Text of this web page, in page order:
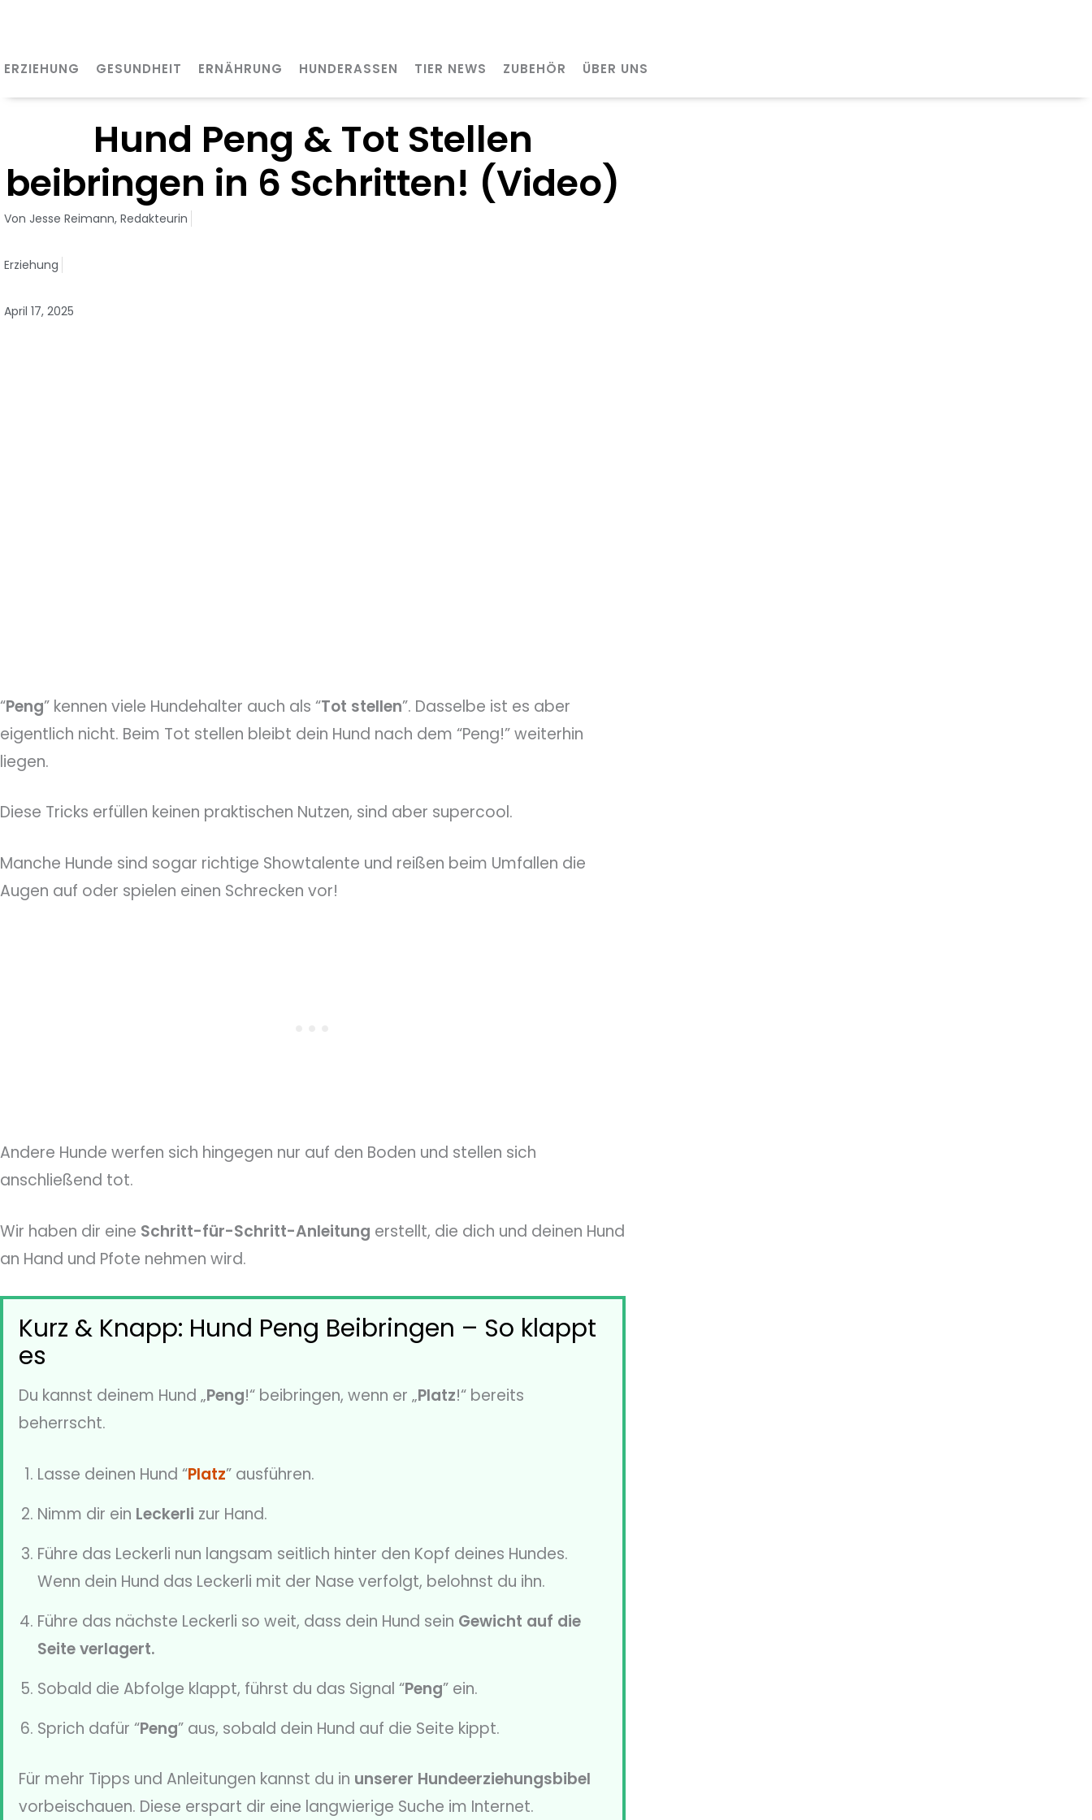
springen
ERZIEHUNG GESUNDHEIT ERNÄHRUNG HUNDERASSEN TIER NEWS ZUBEHÖR ÜBER UNS
Hund Peng & Tot Stellen
beibringen in 6 Schritten! (Video)
Von Jesse Reimann, Redakteurin
Erziehung
April 17, 2025
“Peng” kennen viele Hundehalter auch als “Tot stellen”. Dasselbe ist es aber
eigentlich nicht. Beim Tot stellen bleibt dein Hund nach dem “Peng!” weiterhin
liegen.
Diese Tricks erfüllen keinen praktischen Nutzen, sind aber supercool.
Manche Hunde sind sogar richtige Showtalente und reißen beim Umfallen die
Augen auf oder spielen einen Schrecken vor!
Andere Hunde werfen sich hingegen nur auf den Boden und stellen sich
anschließend tot.
Wir haben dir eine Schritt-für-Schritt-Anleitung erstellt, die dich und deinen Hund
an Hand und Pfote nehmen wird.
Kurz & Knapp: Hund Peng Beibringen – So klappt
es
Du kannst deinem Hund „Peng!“ beibringen, wenn er „Platz!“ bereits
beherrscht.
Lasse deinen Hund “Platz” ausführen.
Nimm dir ein Leckerli zur Hand.
Führe das Leckerli nun langsam seitlich hinter den Kopf deines Hundes.
Wenn dein Hund das Leckerli mit der Nase verfolgt, belohnst du ihn.
Führe das nächste Leckerli so weit, dass dein Hund sein Gewicht auf die
Seite verlagert.
Sobald die Abfolge klappt, führst du das Signal “Peng” ein.
Sprich dafür “Peng” aus, sobald dein Hund auf die Seite kippt.
Für mehr Tipps und Anleitungen kannst du in unserer Hundeerziehungsbibel
vorbeischauen. Diese erspart dir eine langwierige Suche im Internet.